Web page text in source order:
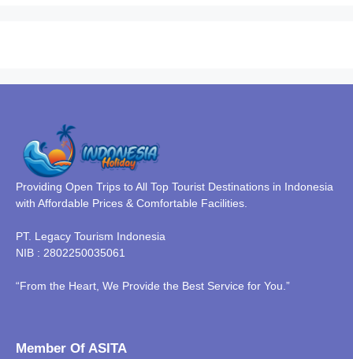
Providing Open Trips to All Top Tourist Destinations in Indonesia
with Affordable Prices & Comfortable Facilities.
PT. Legacy Tourism Indonesia
NIB : 2802250035061
“From the Heart, We Provide the Best Service for You.”
Member Of ASITA